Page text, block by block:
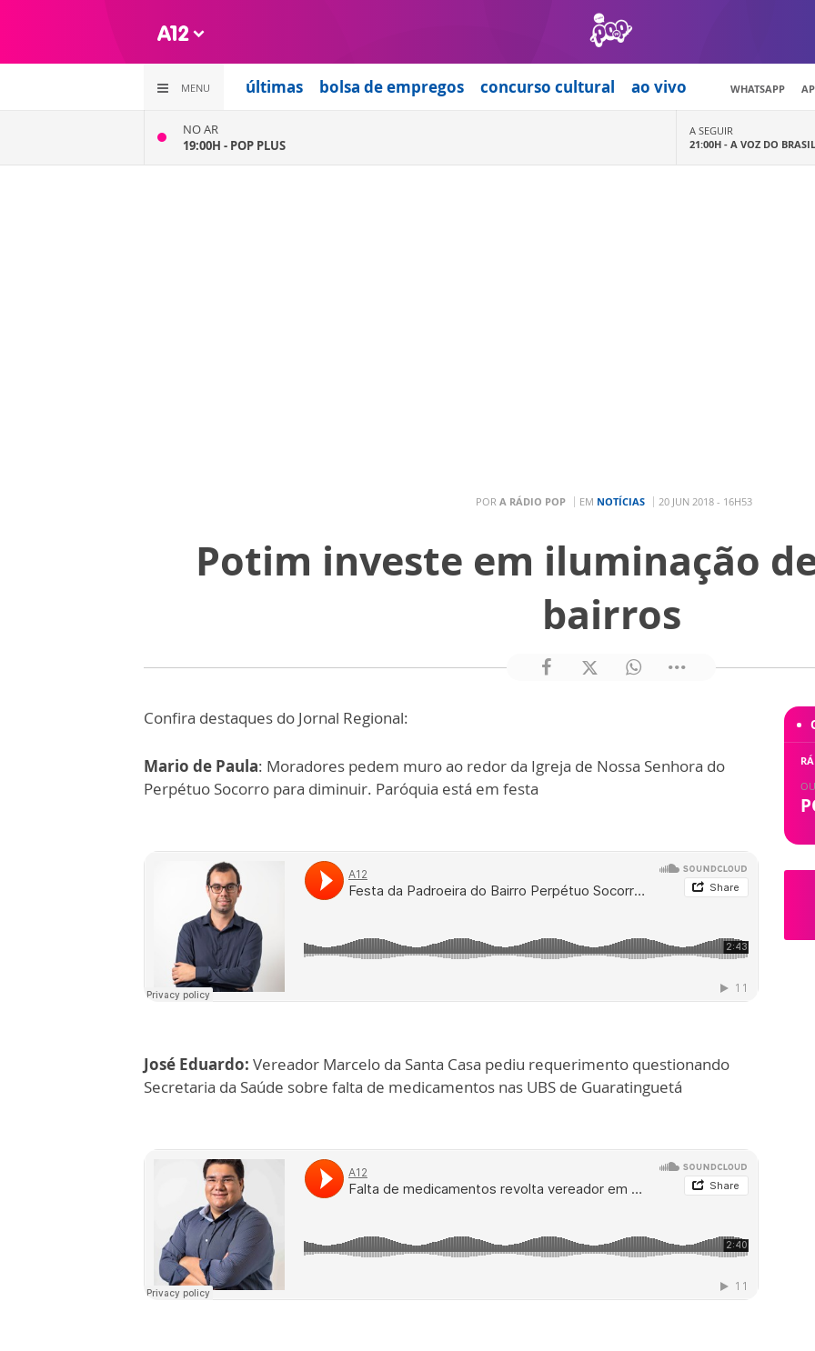
MENU últimas bolsa de empregos concurso cultural ao vivo WHATSAPP
NO AR
19:00H - POP PLUS
A SEGUIR
21:00H - A VOZ DO BRASIL
POR A RÁDIO POP EM NOTÍCIAS 20 JUN 2018 - 16H53
Potim investe em iluminação
bairros
Confira destaques do Jornal Regional:
Mario de Paula: Moradores pedem muro ao redor da Igreja de Nossa Senhora do
Perpétuo Socorro para diminuir. Paróquia está em festa
José Eduardo: Vereador Marcelo da Santa Casa pediu requerimento questionando
Secretaria da Saúde sobre falta de medicamentos nas UBS de Guaratinguetá